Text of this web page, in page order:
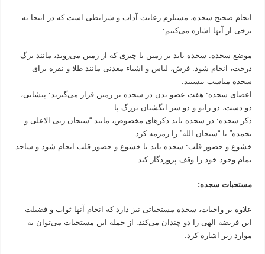
انجام صحیح سجده، مستلزم رعایت آداب و شرایطی است که در اینجا به
برخی از آنها اشاره می‌کنیم:
موضع سجده: سجده باید بر زمین یا چیزی که از زمین می‌روید، مانند برگ
درخت، انجام شود. فرش، لباس و اشیاء معدنی مانند طلا و نقره برای
سجده مناسب نیستند.
اعضای سجده: هفت عضو بدن در سجده بر زمین قرار می‌گیرند: پیشانی،
دو دست، دو زانو و دو سر انگشتان بزرگ پا.
ذکر سجده: در سجده باید ذکرهای مخصوص، مانند “سبحان ربی الاعلی و
بحمده” یا “سبحان الله” را زمزمه کرد.
خشوع و حضور قلب: سجده باید با خشوع و حضور قلب انجام شود و ساجد
تمام وجود خود را وقف پروردگار کند.
مستحبات سجده:
علاوه بر واجبات، سجده مستحباتی نیز دارد که انجام آنها ثواب و فضیلت
این فریضه الهی را دو چندان می‌کند. از جمله این مستحبات می‌توان به
موارد زیر اشاره کرد: